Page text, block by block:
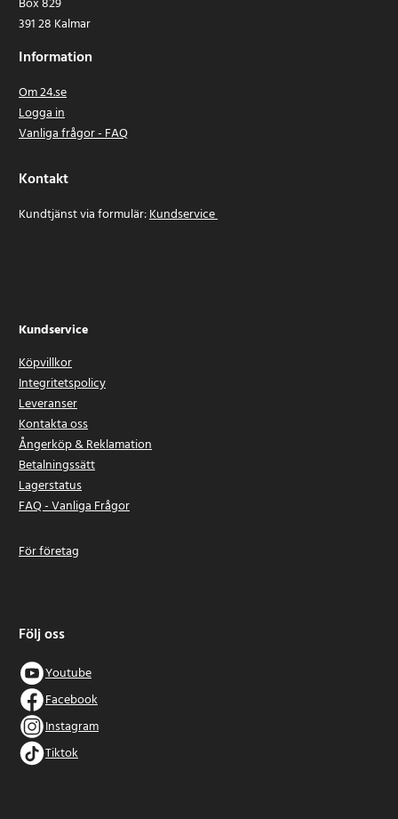
391 28 Kalmar
Information
Om 24.se
Logga in
Vanliga frågor - FAQ
Kontakt
Kundtjänst via formulär:Kundservice
Kundservice
Köpvillkor
Integritetspolicy
Leveranser
Kontakta oss
Ångerköp & Reklamation
Betalningssätt
Lagerstatus
FAQ - Vanliga Frågor
För företag
Följ oss
Youtube
Facebook
Instagram
Tiktok